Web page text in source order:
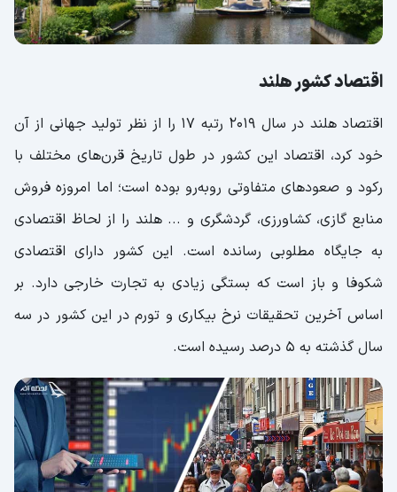
اقتصاد کشور هلند
اقتصاد هلند در سال 2019 رتبه 17 را از نظر تولید جهانی از آن
خود کرد، اقتصاد این کشور در طول تاریخ قرن‌های مختلف با
رکود و صعود‌های متفاوتی روبه‌رو بوده است؛ اما امروزه فروش
منابع گازی، کشاورزی، گردشگری و ... هلند را از لحاظ اقتصادی
به جایگاه مطلوبی رسانده است. این کشور دارای اقتصادی
شکوفا و باز است که بستگی زیادی به تجارت خارجی دارد. بر
اساس آخرین تحقیقات نرخ بیکاری و تورم در این کشور در سه
سال گذشته به 5 درصد رسیده است.